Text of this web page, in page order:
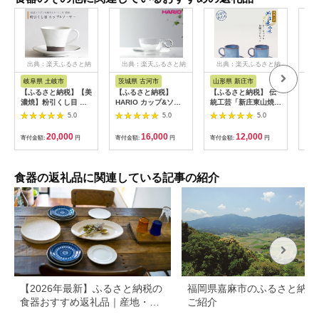
出典：楽天ふるさと納
税
岐阜県 土岐市
【ふるさと納税】【美
濃焼】粉引くし目 カ
ップ&ソーサー【不動
窯】食器 マグカップ
プレート [MAR011]
5.0
寄付金額: 20,000 円
出典：楽天ふるさと納
税
茨城県 古河市
【ふるさと納税】
HARIO カップ&ソー
サー サークル
R［HTW-CS-C-R］｜
ハリオ 耐熱 ガラス 食
器 器 キッチン 日用品
日本製 おしゃれ かわ
Lampwork Factory
ランプワークファクト
リー LWF リビングア
クセサリー ギフト プ
レゼント _BE89
5.0
寄付金額: 16,000 円
出典：楽天ふるさと納
山形県 新庄市
【ふるさと納税】 伝
統工芸「新庄東山焼」
コーヒーカップ＆お皿
ペアセット 入学祝い
卒業祝い 就職祝い 退
職祝い 贈り物 贈答 ギ
フト 人気 誕生日 プレ
陶器 山形県 新庄市
F3S-2569
5.0
寄付金額: 12,000 円
食器の返礼品に関連している記事の紹介
【2026年最新】ふるさと納税の
食器おすすめ返礼品｜産地・寄
福岡県嘉麻市のふるさと納税
ご紹介